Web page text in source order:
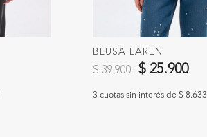
BLUSA LAREN
Precio reducido de
$ 39.900 a$ 25.900
3 cuotas sin interés de $ 8.633